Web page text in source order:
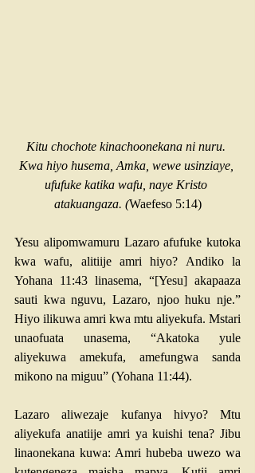
Kitu chochote kinachoonekana ni nuru.
Kwa hiyo husema, Amka, wewe usinziaye,
ufufuke katika wafu, naye Kristo
atakuangaza. (Waefeso 5:14)
Yesu alipomwamuru Lazaro afufuke kutoka
kwa wafu, alitiije amri hiyo? Andiko la
Yohana 11:43 linasema, “[Yesu] akapaaza
sauti kwa nguvu, Lazaro, njoo huku nje.”
Hiyo ilikuwa amri kwa mtu aliyekufa. Mstari
unaofuata unasema, “Akatoka yule
aliyekuwa amekufa, amefungwa sanda
mikono na miguu” (Yohana 11:44).
Lazaro aliwezaje kufanya hivyo? Mtu
aliyekufa anatiije amri ya kuishi tena? Jibu
linaonekana kuwa: Amri hubeba uwezo wa